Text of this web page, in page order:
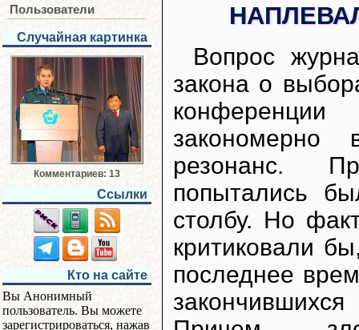
Пользователи
Случайная картинка
Комментариев: 13
Ссылки
Кто на сайте
Вы Анонимный
пользователь. Вы можете
зарегистрироваться, нажав
Вопрос
закона о
закономерно
резонанс.
попытались
столбу. Но
критиковали
последнее